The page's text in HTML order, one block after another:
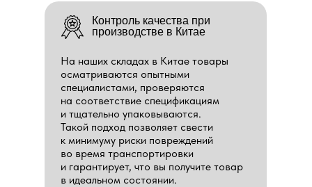
Контроль качества при
производстве в Китае
На наших складах в Китае товары
осматриваются опытными
специалистами, проверяются
на соответствие спецификациям
и тщательно упаковываются.
Такой подход позволяет свести
к минимуму риски повреждений
во время транспортировки
и гарантирует, что вы получите товар
в идеальном состоянии.